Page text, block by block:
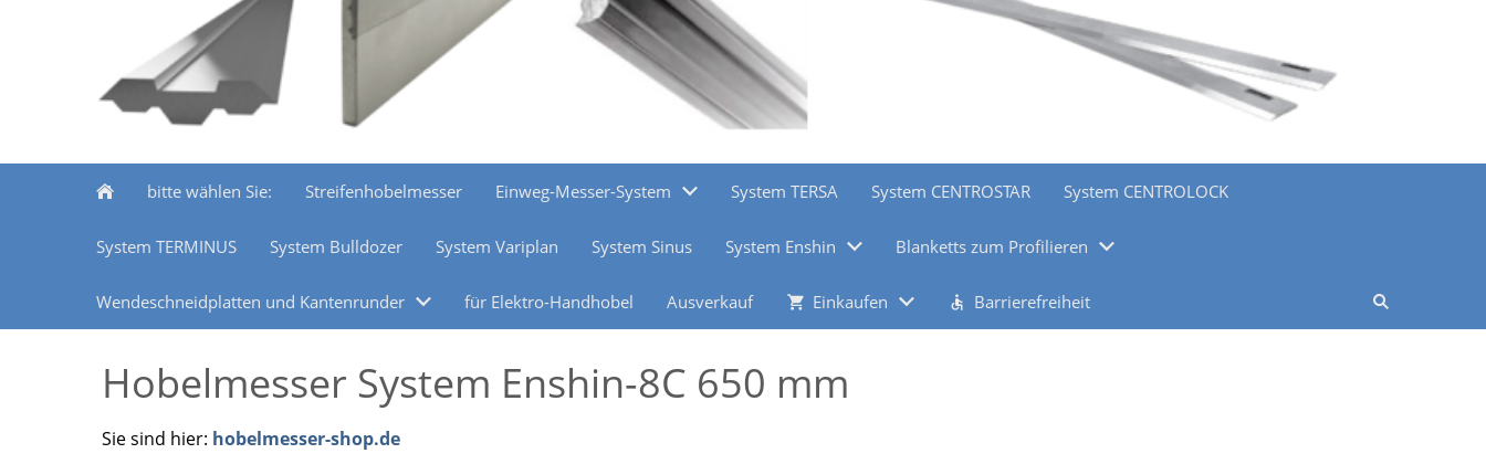
bitte wählen Sie: Streifenhobelmesser Einweg-Messer-System System TERSA System CENTROSTAR System CENTROLOCK
System TERMINUS System Bulldozer System Variplan System Sinus System Enshin Blanketts zum Profilieren
Wendeschneidplatten und Kantenrunder für Elektro-Handhobel Ausverkauf Einkaufen Barrierefreiheit
Hobelmesser System Enshin-8C 650 mm
Sie sind hier: hobelmesser-shop.de